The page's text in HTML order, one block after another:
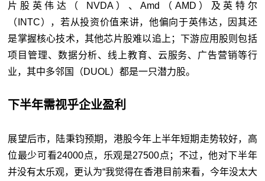
片股英伟达（ NVDA）、Amd（AMD）及英特尔
（INTC），若从投资价值来讲，他偏向于英伟达，因其还
是掌握核心技术，其他芯片股难以追上；下游应用股则包括
项目管理、数据分析、线上教育、云服务、广告营销等行
业，其中多邻国（DUOL）都是一只潜力股。
下半年需视乎企业盈利
展望后市，陆秉钧预期，港股今年上半年短期走势较好，高
位最少可看24000点，乐观是27500点；不过，他对下半年
并没有太乐观，更认为“我觉得在香港目前来看，今年没太大